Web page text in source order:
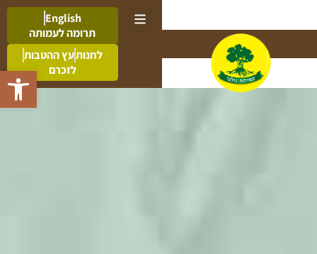
פתח
English
תרומה לעמותה
לחנותעץ ההטבות
לזכרם